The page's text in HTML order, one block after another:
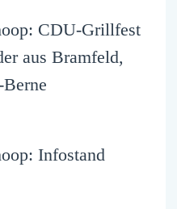
CDU-Grillfest
aus Bramfeld,
Infostand